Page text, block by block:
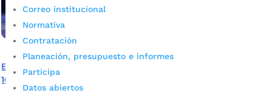
Correo institucional
Normativa
Contratación
Planeación, presupuesto e informes
Participa
Datos abiertos
Bucaramanga revivió la magia del circo en vivo: Más de
100 artistas celebraron el arte que resiste a las pantallas